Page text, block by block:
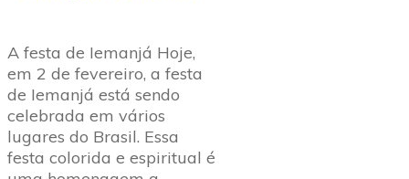
A festa de Iemanjá Hoje,
em 2 de fevereiro, a festa
de Iemanjá está sendo
celebrada em vários
lugares do Brasil. Essa
festa colorida e espiritual é